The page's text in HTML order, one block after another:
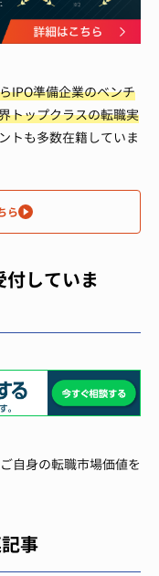
IPO準備企業のベンチ
トップクラスの転職実
トも多数在籍していま
ら
していま
自身の転職市場価値を
事